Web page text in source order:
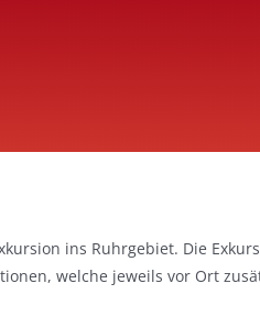
ins Ruhrgebiet. Die
welche jeweils vor Ort